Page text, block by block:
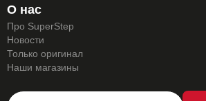
О нас
Про SuperStep
Новости
Только оригинал
Наши магазины